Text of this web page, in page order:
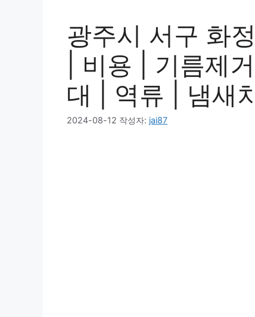
광주시 서구 화
| 비용 | 기름제
대 | 역류 | 냄새
2024-08-12 작성자: jai87